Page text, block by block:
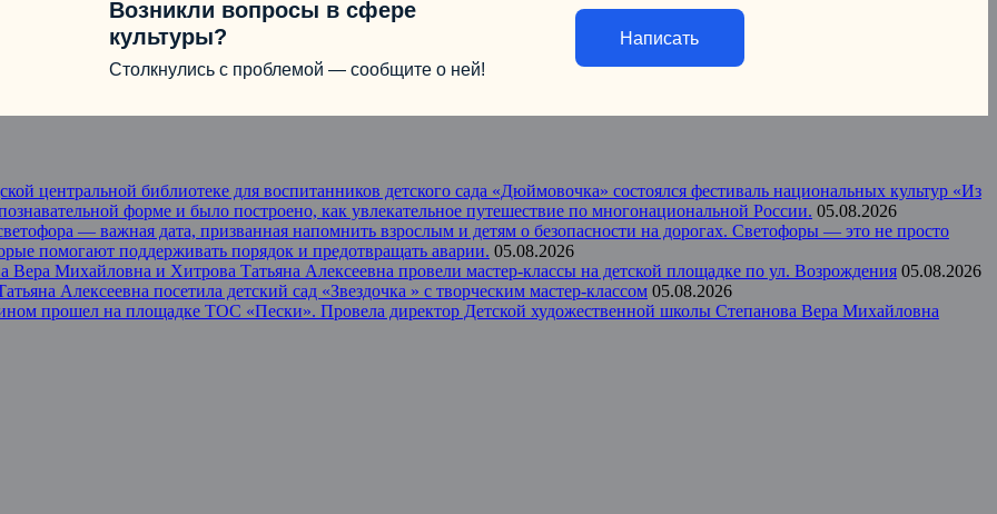
Возникли вопросы в сфере
культуры?
Столкнулись с проблемой — сообщите о ней!
Написать
центральной библиотеке для воспитанников детского сада «Дюймовочка» состоялся фестиваль национальных культур «Из
форме и было построено, как увлекательное путешествие по многонациональной России. 05.08.2026
— важная дата, призванная напомнить взрослым и детям о безопасности на дорогах. Светофоры — это не просто
помогают поддерживать порядок и предотвращать аварии. 05.08.2026
Михайловна и Хитрова Татьяна Алексеевна провели мастер-классы на детской площадке по ул. Возрождения 05.08.2026
Алексеевна посетила детский сад «Звездочка » с творческим мастер-классом 05.08.2026
прошел на площадке ТОС «Пески». Провела директор Детской художественной школы Степанова Вера Михайловна